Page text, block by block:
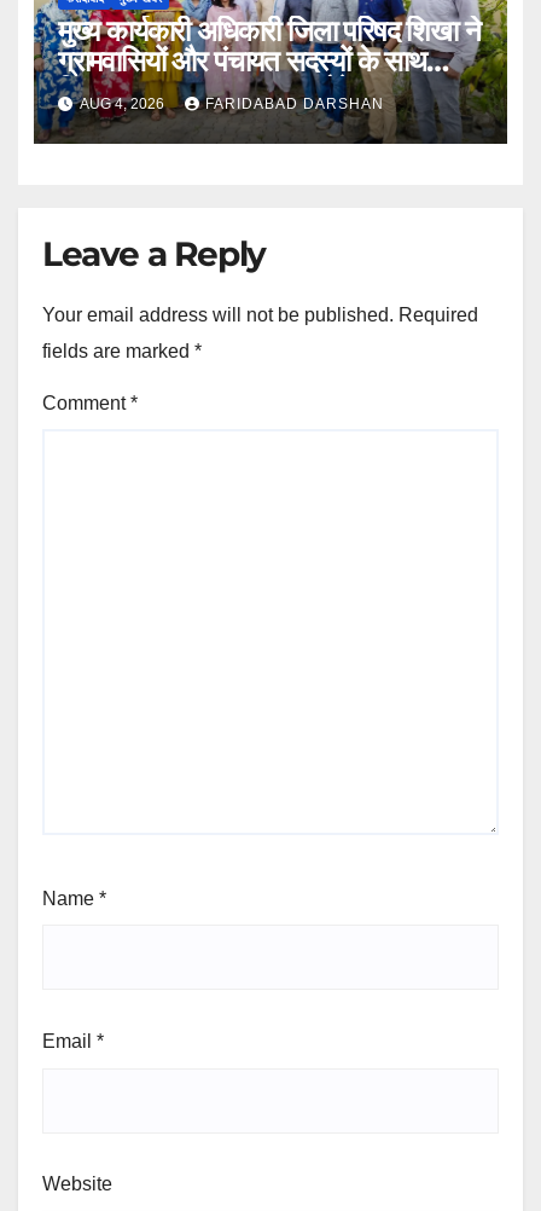
मुख्य कार्यकारी अधिकारी जिला परिषद शिखा ने
ग्रामवासियों और पंचायत सदस्यों के साथ
मिलकर लगाए 100 फलदार पौधे
AUG 4, 2026 FARIDABAD DARSHAN
Leave a Reply
Your email address will not be published. Required
fields are marked *
Comment*
Name *
Email *
Website